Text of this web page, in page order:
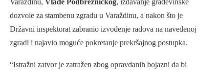
Varaždinu, Vlade Podbrežničkog, izdavanje građevinske
dozvole za stambenu zgradu u Varaždinu, a nakon što je
Državni inspektorat zabranio izvođenje radova na navedenoj
zgradi i najavio moguće pokretanje prekršajnog postupka.
“Istražni zatvor je zatražen zbog opravdanih bojazni da bi